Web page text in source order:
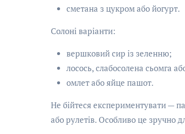
сметана з цукром або йогурт.
Солоні варіанти:
вершковий сир із зеленню;
лосось, слабосолена сьомга
омлет або яйце пашот.
Не бійтеся експериментувати —
або рулетів. Особливо це зручно